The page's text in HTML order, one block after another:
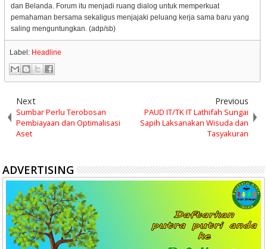
dan Belanda. Forum itu menjadi ruang dialog untuk memperkuat
pemahaman bersama sekaligus menjajaki peluang kerja sama baru yang
saling menguntungkan. (adp/sb)
Label: Headline
Next
Sumbar Perlu Terobosan
Pembiayaan dan Optimalisasi
Aset
Previous
PAUD IT/TK IT Lathifah Sungai
Sapih Laksanakan Wisuda dan
Tasyakuran
ADVERTISING